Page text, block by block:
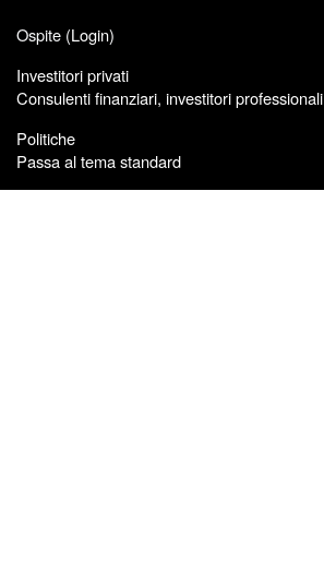
Ospite (Login)
Investitori privati
Consulenti finanziari, investitori professionali
Politiche
Passa al tema standard